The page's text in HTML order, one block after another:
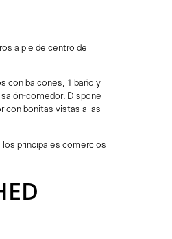
a pie de centro de
con balcones, 1 baño y
comedor. Dispone
con bonitas vistas a las
los principales comercios